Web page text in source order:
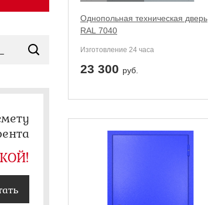
Однопольная техническая дверь
RAL 7040
Изготовление 24 часа
23 300 руб.